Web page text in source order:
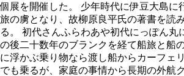
個展を開催した。 少年時代に伊豆大島に
旅の虜となり、故柳原良平氏の著書を読
る。 初代さんふらわあや初代にっぽん丸
の後二十数年のブランクを経て船旅と船
に浮かぶ乗り物なら渡し船からカーフェ
でも乗るが、家庭の事情から長期の外航